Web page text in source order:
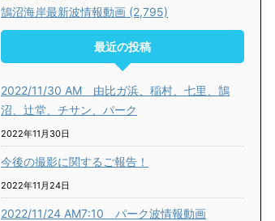
鵠沼海岸最新波情報動画 (2,795)
最近の投稿
2022/11/30 AM 由比ガ浜、稲村、七里、鵠
沼、辻堂、チサン、パーク
2022年11月30日
今後の撮影に関するご報告！
2022年11月24日
2022/11/24 AM7:10 パーク波情報動画